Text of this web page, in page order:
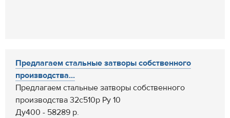
Предлагаем стальные затворы собственного
производства...
Предлагаем стальные затворы собственного
производства 32с510р Ру 10
Ду400 - 58289 р.